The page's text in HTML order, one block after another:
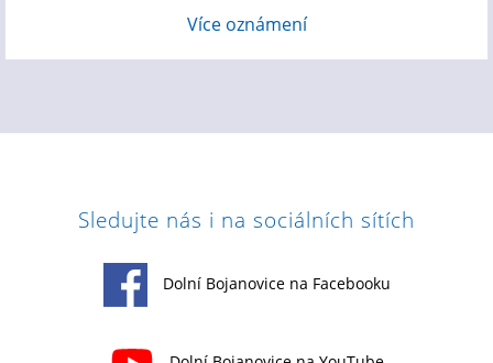
Více oznámení
Sledujte nás i na sociálních sítích
Dolní Bojanovice na Facebooku